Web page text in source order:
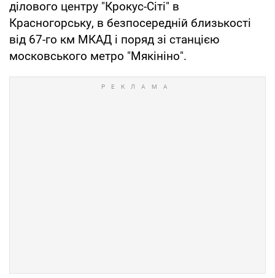
ділового центру "Крокус-Сіті" в
Красногорську, в безпосередній близькості
від 67-го км МКАД і поряд зі станцією
московського метро "Мякініно".